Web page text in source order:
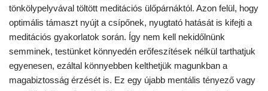
tönkölypelyvával töltött meditációs ülőpárnáktól. Azon felül, hogy
optimális támaszt nyújt a csípőnek, nyugtató hatását is kifejti a
meditációs gyakorlatok során. Így nem kell nekidőlnünk
semminek, testünket könnyedén erőfeszítések nélkül tarthatjuk
egyenesen, ezáltal könnyebben kelthetjük magunkban a
magabiztosság érzését is. Ez egy újabb mentális tényező vagy